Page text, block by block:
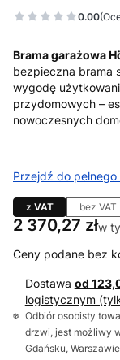
0.00
Brama garażowa
bezpieczna brama
wygodę
przydomowych –
nowoczesnych
Przejdź do pełnego
z VAT bez VAT
Cena
2 370,27 złw
w
Ceny podane bez
Dostawa od
logistycznym
Odbiór osobisty
drzwi, jest możliwy
Gdańsku,